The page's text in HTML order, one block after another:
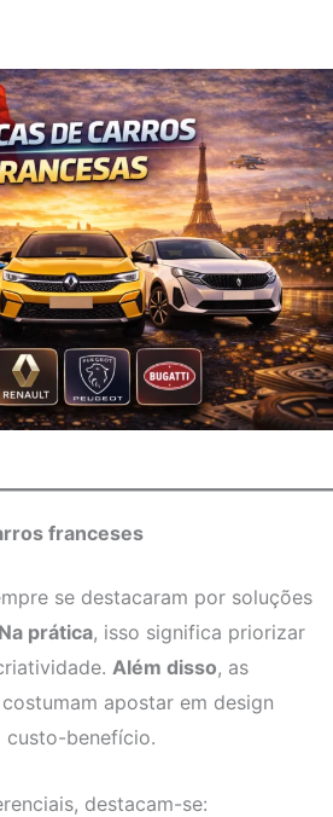
franceses
se destacaram por soluções
Na prática, isso significa priorizar
Além disso, as
apostar em design
custo-benefício.
destacam-se: